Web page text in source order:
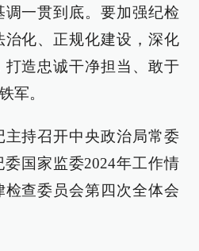
一贯到底。要加强纪检
治化、正规化建设，深化
造忠诚干净担当、敢于
军。
持召开中央政治局常委
国家监委2024年工作情
查委员会第四次全体会